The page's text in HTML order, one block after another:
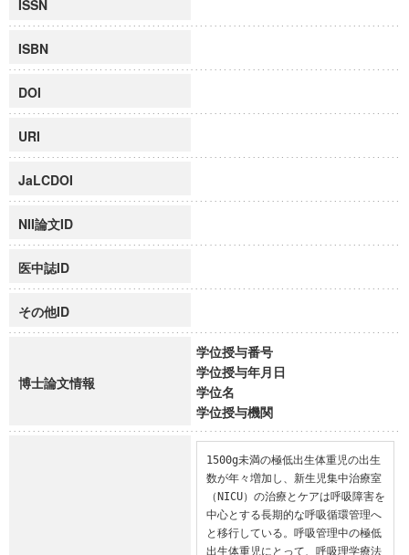
ISSN
ISBN
DOI
URI
JaLCDOI
NII論文ID
医中誌ID
その他ID
博士論文情報
学位授与番号
学位授与年月日
学位名
学位授与機関
1500g未満の極低出生体重児の出生
数が年々増加し、新生児集中治療室
（NICU）の治療とケアは呼吸障害を
中心とする長期的な呼吸循環管理へ
と移行している。呼吸管理中の極低
出生体重児にとって、呼吸理学療法